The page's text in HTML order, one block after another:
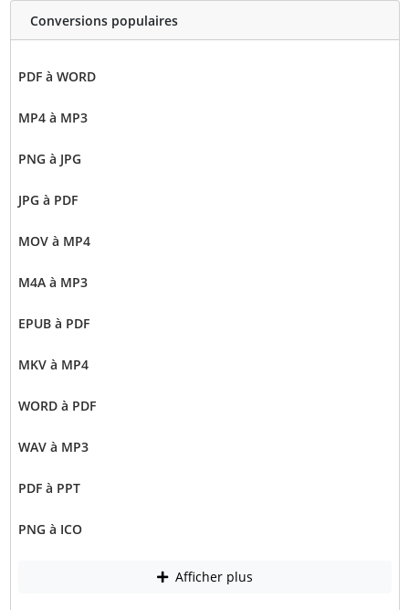
Conversions populaires
PDF à WORD
MP4 à MP3
PNG à JPG
JPG à PDF
MOV à MP4
M4A à MP3
EPUB à PDF
MKV à MP4
WORD à PDF
WAV à MP3
PDF à PPT
PNG à ICO
Afficher plus